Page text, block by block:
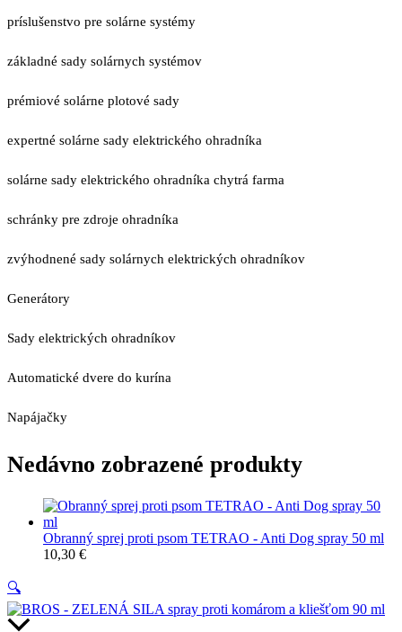
príslušenstvo pre solárne systémy
základné sady solárnych systémov
prémiové solárne plotové sady
expertné solárne sady elektrického ohradníka
solárne sady elektrického ohradníka chytrá farma
schránky pre zdroje ohradníka
zvýhodnené sady solárnych elektrických ohradníkov
Generátory
Sady elektrických ohradníkov
Automatické dvere do kurína
Napájačky
Nedávno zobrazené produkty
Obranný sprej proti psom TETRAO - Anti Dog spray 50 ml
10,30 €
🔍